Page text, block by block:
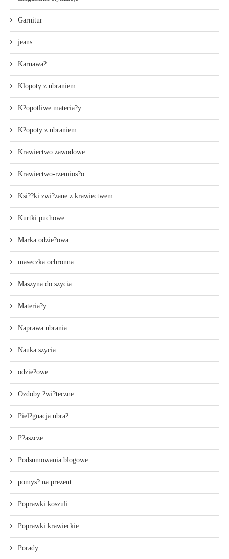
Garnitur
jeans
Karnawa?
Klopoty z ubraniem
K?opotliwe materia?y
K?opoty z ubraniem
Krawiectwo zawodowe
Krawiectwo-rzemios?o
Ksi??ki zwi?zane z krawiectwem
Kurtki puchowe
Marka odzie?owa
maseczka ochronna
Maszyna do szycia
Materia?y
Naprawa ubrania
Nauka szycia
odzie?owe
Ozdoby ?wi?teczne
Piel?gnacja ubra?
P?aszcze
Podsumowania blogowe
pomys? na prezent
Poprawki koszuli
Poprawki krawieckie
Porady